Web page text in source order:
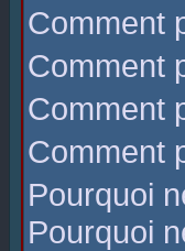
Comment
Comment
Comment
Comment
Pourquoi
Pourquoi